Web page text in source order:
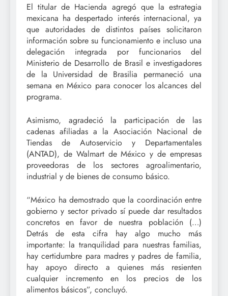
El titular de Hacienda agregó que la estrategia
mexicana ha despertado interés internacional, ya
que autoridades de distintos países solicitaron
información sobre su funcionamiento e incluso una
delegación integrada por funcionarios del
Ministerio de Desarrollo de Brasil e investigadores
de la Universidad de Brasilia permaneció una
semana en México para conocer los alcances del
programa.
Asimismo, agradeció la participación de las
cadenas afiliadas a la Asociación Nacional de
Tiendas de Autoservicio y Departamentales
(ANTAD), de Walmart de México y de empresas
proveedoras de los sectores agroalimentario,
industrial y de bienes de consumo básico.
“México ha demostrado que la coordinación entre
gobierno y sector privado sí puede dar resultados
concretos en favor de nuestra población (…)
Detrás de esta cifra hay algo mucho más
importante: la tranquilidad para nuestras familias,
hay certidumbre para madres y padres de familia,
hay apoyo directo a quienes más resienten
cualquier incremento en los precios de los
alimentos básicos”, concluyó.